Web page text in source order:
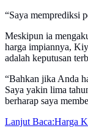
“Saya memprediksi
Meskipun ia
harga impiannya,
adalah keputusan
“Bahkan jika Anda
Saya yakin lima
berharap saya
Lanjut Baca:Harga